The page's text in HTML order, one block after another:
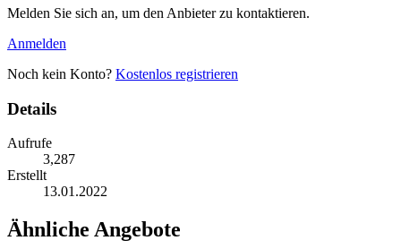
Melden Sie sich an, um den Anbieter zu kontaktieren.
Anmelden
Noch kein Konto? Kostenlos registrieren
Details
Aufrufe
3,287
Erstellt
13.01.2022
Ähnliche Angebote